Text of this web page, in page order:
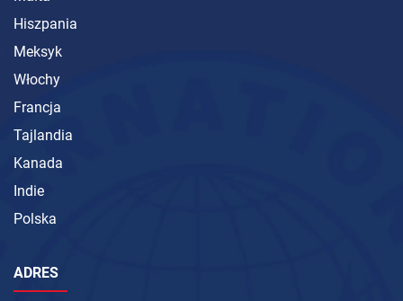
Hiszpania
Meksyk
Włochy
Francja
Tajlandia
Kanada
Indie
Polska
ADRES